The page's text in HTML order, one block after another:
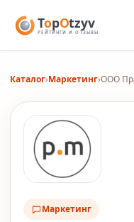
Каталог›Маркетинг›ООО
Маркетинг